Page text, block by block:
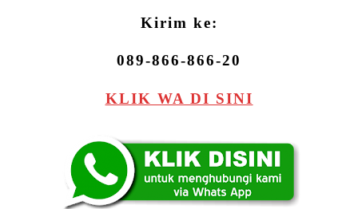
Kirim ke:
089-866-866-20
KLIK WA DI SINI